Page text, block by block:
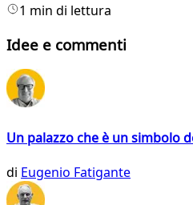
1 min di lettura
Idee e commenti
Un palazzo che è un simbolo
di Eugenio Fatigante